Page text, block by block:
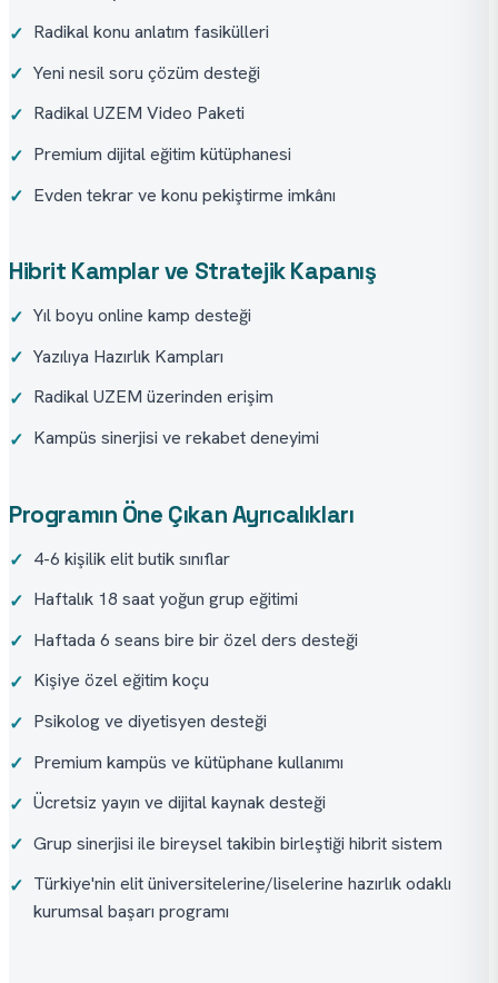
✓ Radikal konu anlatım fasikülleri
✓ Yeni nesil soru çözüm desteği
✓ Radikal UZEM Video Paketi
✓ Premium dijital eğitim kütüphanesi
✓ Evden tekrar ve konu pekiştirme imkânı
Hibrit Kamplar ve Stratejik Kapanış
✓ Yıl boyu online kamp desteği
✓ Yazılıya Hazırlık Kampları
✓ Radikal UZEM üzerinden erişim
✓ Kampüs sinerjisi ve rekabet deneyimi
Programın Öne Çıkan Ayrıcalıkları
✓ 4-6 kişilik elit butik sınıflar
✓ Haftalık 18 saat yoğun grup eğitimi
✓ Haftada 6 seans bire bir özel ders desteği
✓ Kişiye özel eğitim koçu
✓ Psikolog ve diyetisyen desteği
✓ Premium kampüs ve kütüphane kullanımı
✓ Ücretsiz yayın ve dijital kaynak desteği
✓ Grup sinerjisi ile bireysel takibin birleştiği hibrit sistem
✓ Türkiye'nin elit üniversitelerine/liselerine hazırlık odaklı
kurumsal başarı programı